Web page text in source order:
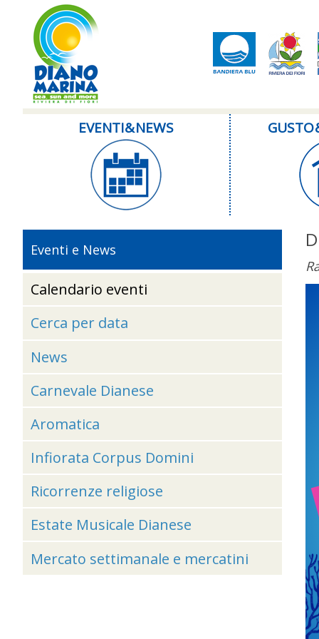
EVENTI & NEWS GUSTO
Eventi e News
Calendario eventi
Cerca per data
News
Carnevale Dianese
Aromatica
Infiorata Corpus Domini
Ricorrenze religiose
Estate Musicale Dianese
Mercato settimanale e mercatini